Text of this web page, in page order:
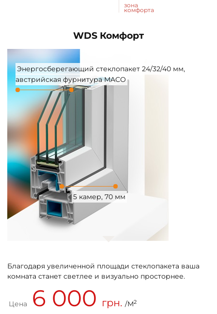
зона
комфорта
WDS Комфорт
Энергосберегающий стеклопакет 24/32/40 мм,
австрийская фурнитура MACO
5 камер, 70 мм
Благодаря увеличенной площади стеклопакета ваша
комната станет светлее и визуально просторнее.
Цена 6 000 грн. /М2